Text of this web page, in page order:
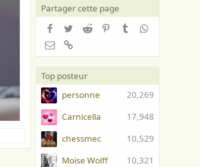
Partager cette page
Facebook
TwitterReddit PinterestTumblrWhatsApp
Email
Top posteur
20,269
personne
17,948
Carnicella
10,529
chessmec
10,321
Moïse Wolff